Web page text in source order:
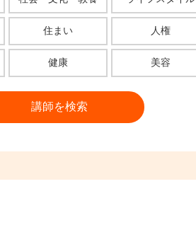
住まい 人権
健康 美容